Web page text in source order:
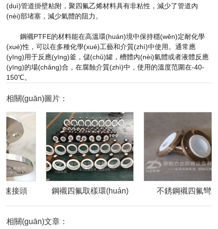
(duì)管道掛壁粘附，聚四氟乙烯材料具有非粘性，減少了管道內
(nèi)部堵塞，減少氣體的阻力。
鋼襯PTFE的材料能在高溫環(huán)境中保持穩(wěn)定耐化學
(xué)性，可以在多種化學(xué)工藝和介質(zhì)中使用。通常應
(yīng)用于反應(yīng)釜，儲(chǔ)罐，槽體內(nèi)氣體或者液體反應
(yīng)的場(chǎng)合，在腐蝕介質(zhì)中，使用的溫度范圍在-40-
150℃。
相關(guān)圖片：
速接頭 鋼襯四氟取樣環(huán) 不銹鋼襯四氟彎
相關(guān)文章：